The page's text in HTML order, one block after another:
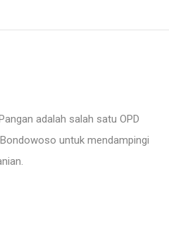
adalah salah satu OPD
untuk mendampingi